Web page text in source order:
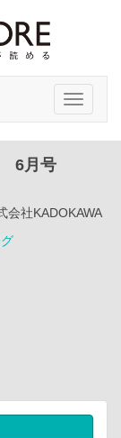
Toggle
6月号
会社KADOKAWA